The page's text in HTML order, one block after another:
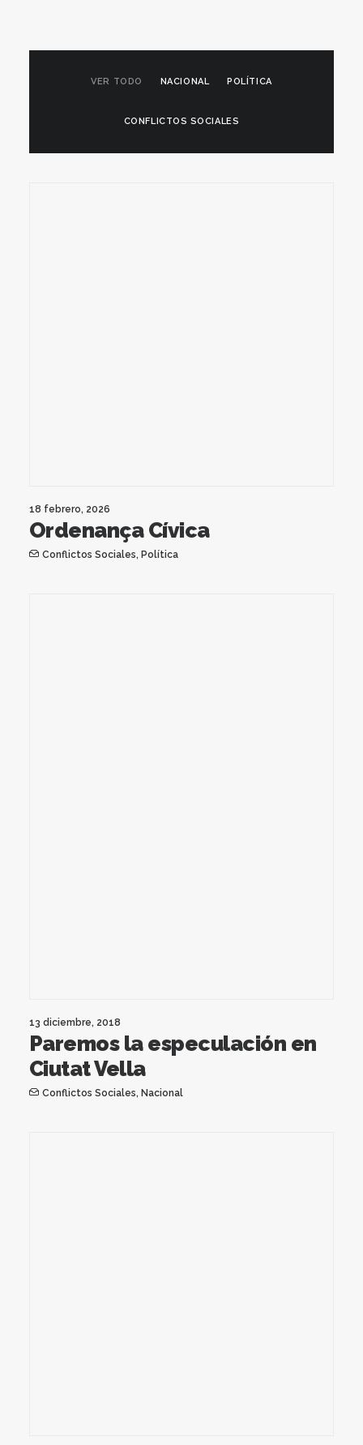
VER TODO NACIONAL POLÍTICA
CONFLICTOS SOCIALES
18 febrero, 2026
Ordenança Cívica
Conflictos Sociales, Política
13 diciembre, 2018
Paremos la especulación en
Ciutat Vella
Conflictos Sociales, Nacional